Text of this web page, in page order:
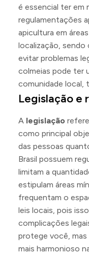
é essencial ter em
regulamentações
apicultura em
localização, sendo
evitar problemas
colmeias pode ter
comunidade local,
Legislação e
A legislação
como principal
das pessoas
Brasil possuem
limitam a
estipulam áreas
frequentam o
leis locais, pois
complicações
protege você, mas
mais harmonioso